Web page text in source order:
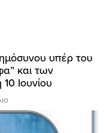
υπέρ του
και των
Ιουνίου